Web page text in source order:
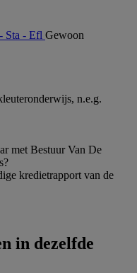
Sta - Efl Gewoon
n.e.g.
met Bestuur Van De
kredietrapport van de
in dezelfde